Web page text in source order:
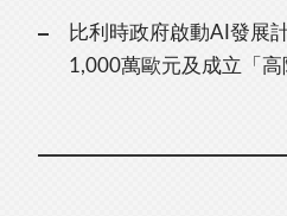
比利時政府啟動AI發展
1,000萬歐元及成立「高